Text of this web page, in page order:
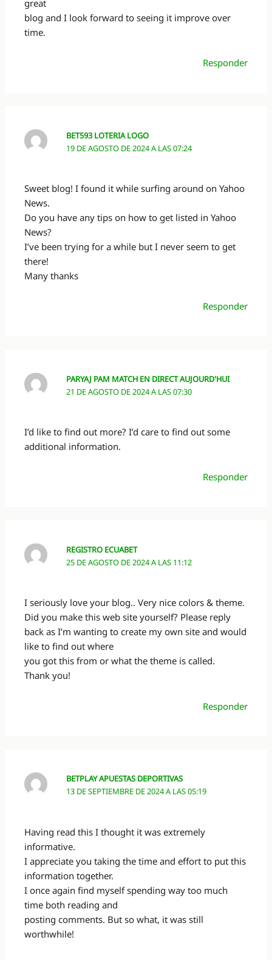
great
blog and I look forward to seeing it improve over
time.
Responder
BET593 LOTERIA LOGO
19 DE AGOSTO DE 2024 A LAS 07:24
Sweet blog! I found it while surfing around on Yahoo
News.
Do you have any tips on how to get listed in Yahoo
News?
I’ve been trying for a while but I never seem to get
there!
Many thanks
Responder
PARYAJ PAM MATCH EN DIRECT AUJOURD'HUI
21 DE AGOSTO DE 2024 A LAS 07:30
I’d like to find out more? I’d care to find out some
additional information.
Responder
REGISTRO ECUABET
25 DE AGOSTO DE 2024 A LAS 11:12
I seriously love your blog.. Very nice colors & theme.
Did you make this web site yourself? Please reply
back as I’m wanting to create my own site and would
like to find out where
you got this from or what the theme is called.
Thank you!
Responder
BETPLAY APUESTAS DEPORTIVAS
13 DE SEPTIEMBRE DE 2024 A LAS 05:19
Having read this I thought it was extremely
informative.
I appreciate you taking the time and effort to put this
information together.
I once again find myself spending way too much
time both reading and
posting comments. But so what, it was still
worthwhile!